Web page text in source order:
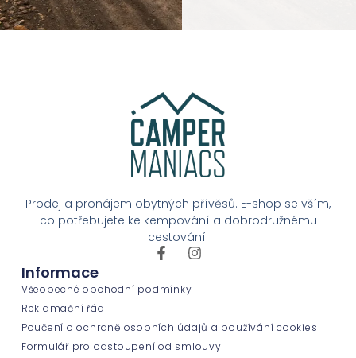
Prodej a pronájem obytných přívěsů. E-shop se vším,
co potřebujete ke kempování a dobrodružnému
cestování.
Informace
Všeobecné obchodní podmínky
Reklamační řád
Poučení o ochraně osobních údajů a používání cookies
Formulář pro odstoupení od smlouvy